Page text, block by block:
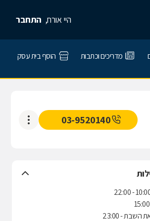
היי אורח, התחבר
מדריכים וכתבות הוסף בית עסק
03-9520140
10:00 -
השבת - 23:00